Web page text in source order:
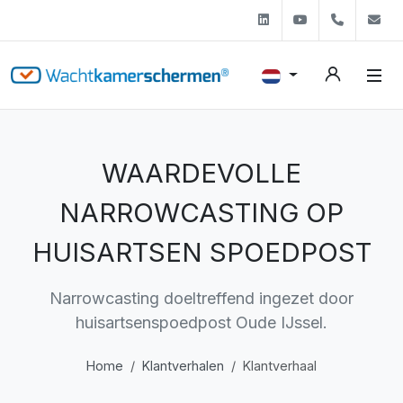
LinkedinYoutube+31
WAARDEVOLLE
NARROWCASTING OP
HUISARTSEN SPOEDPOST
Narrowcasting doeltreffend ingezet door
huisartsenspoedpost Oude IJssel.
Home Klantverhalen Klantverhaal